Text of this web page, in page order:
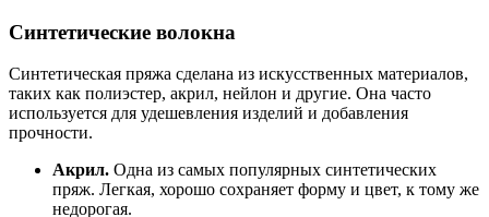
Синтетические волокна
Синтетическая пряжа сделана из искусственных материалов,
таких как полиэстер, акрил, нейлон и другие. Она часто
используется для удешевления изделий и добавления
прочности.
Акрил. Одна из самых популярных синтетических
пряж. Легкая, хорошо сохраняет форму и цвет, к тому же
недорогая.